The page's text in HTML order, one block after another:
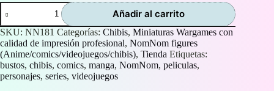
Chibi
de
Peni
Parker
cantidad
Añadir al carrito
SKU: NN181 Categorías: Chibis, Miniaturas Wargames con
calidad de impresión profesional, NomNom figures
(Anime/comics/videojuegos/chibis), Tienda Etiquetas:
bustos, chibis, comics, manga, NomNom, peliculas,
personajes, series, videojuegos